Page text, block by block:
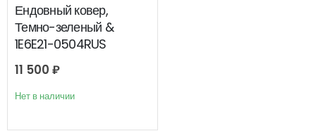
Ендовный ковер,
Темно-зеленый &
1E6E21-0504RUS
11 500 ₽
Нет в наличии